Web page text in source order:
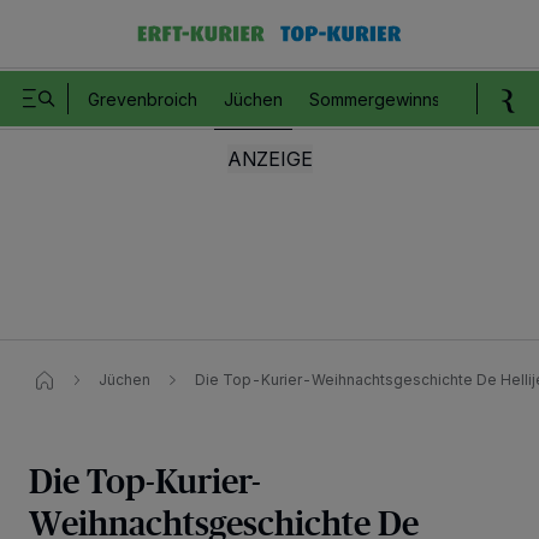
Grevenbroich Jüchen Sommergewinnspiel
Jüchen Die Top-Kurier-Weihnachtsgeschichte De
Die Top-Kurier-
Weihnachtsgeschichte De